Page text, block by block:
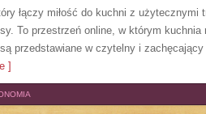
łączy miłość do kuchni z
To przestrzeń online, w którym
przedstawiane w czytelny i
]